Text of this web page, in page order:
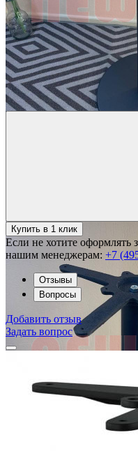
Купить в 1 клик
Если не хотите оформлять
нашим менеджерам: +7
Отзывы
Вопросы
Добавить отзыв
Задать вопрос